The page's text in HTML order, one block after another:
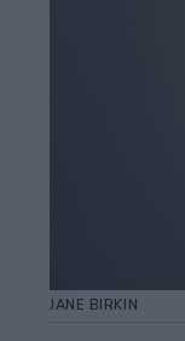
JANE BIRKIN